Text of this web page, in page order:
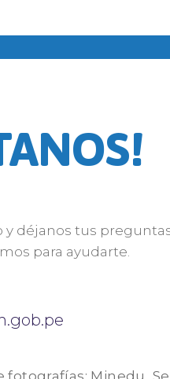
y déjanos tus
para ayudarte.